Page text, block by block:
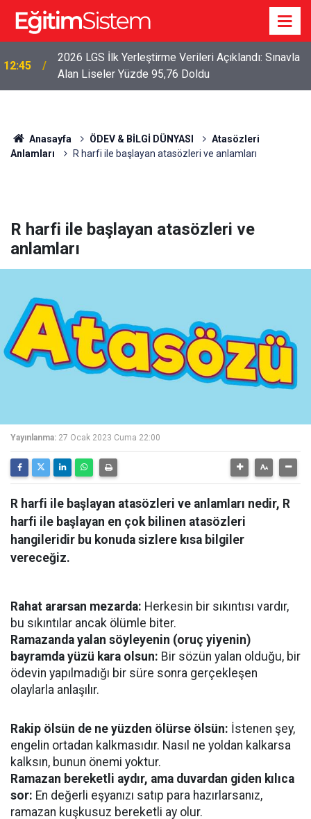
12:45
2026 LGS İlk Yerleştirme Verileri Açıklandı: Sınavla
Alan Liseler Yüzde 95,76 Doldu
Anasayfa ÖDEV & BİLGİ DÜNYASI
Atasözleri
Anlamları
R harfi ile başlayan atasözleri ve anlamları
R harfi ile başlayan atasözleri ve
anlamları
Yayınlanma: 27 Ocak 2023 Cuma 22:00
R harfi ile başlayan atasözleri ve anlamları nedir, R
harfi ile başlayan en çok bilinen atasözleri
hangileridir bu konuda sizlere kısa bilgiler
vereceğiz.
Rahat ararsan mezarda: Herkesin bir sıkıntısı vardır,
bu sıkıntılar ancak ölümle biter.
Ramazanda yalan söyleyenin (oruç yiyenin)
bayramda yüzü kara olsun: Bir sözün yalan olduğu, bir
ödevin yapılmadığı bir süre sonra gerçekleşen
olaylarla anlaşılır.
Rakip ölsün de ne yüzden ölürse ölsün: İstenen şey,
engelin ortadan kalkmasıdır. Nasıl ne yoldan kalkarsa
kalksın, bunun önemi yoktur.
Ramazan bereketli aydır, ama duvardan giden kılıca
sor: En değerli eşyanızı satıp para hazırlarsanız,
ramazan kuşkusuz bereketli ay olur.